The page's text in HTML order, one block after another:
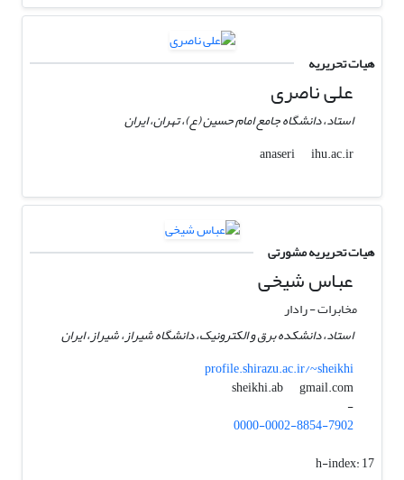
هیات تحریریه
علی ناصری
استاد، دانشگاه جامع امام حسین (ع)، تهران، ایران
anaseri
ihu.ac.ir
هیات تحریریه مشورتی
عباس شیخی
مخابرات - رادار
استاد، دانشکده برق و الکترونیک، دانشگاه شیراز، شیراز، ایران
profile.shirazu.ac.ir/~sheikhi
sheikhi.ab
gmail.com
-
0000-0002-8854-7902
h-index:17